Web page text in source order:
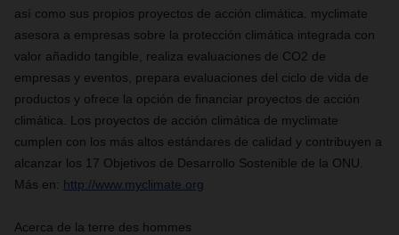
así como sus propios proyectos de acción climática. myclimate
asesora a empresas sobre la protección climática integrada con
valor añadido tangible, realiza evaluaciones de CO2 de
empresas y eventos, prepara evaluaciones del ciclo de vida de
productos y ofrece la opción de financiar proyectos de acción
climática. Los proyectos de acción climática de myclimate
cumplen con los más altos estándares de calidad y contribuyen a
alcanzar los 17 Objetivos de Desarrollo Sostenible de la ONU.
Más en: http://www.myclimate.org
Acerca de la terre des hommes